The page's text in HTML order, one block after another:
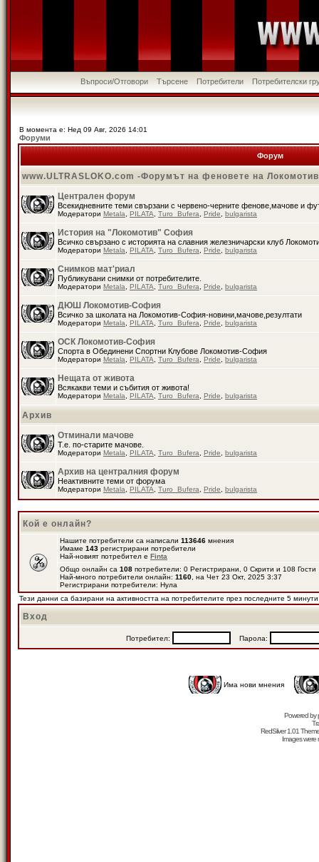
Въпроси/Отговори Търсене Потребители Потребителски
В момента е: Нед 09 Авг, 2026 14:01
Форуми
Форум
www.ULTRASLOKO.com -Форумът на феновете на
Централен форум
Всекидневните теми свързани с червено-черните фенове,мачове и
Модератори Metala PILATA Turo_Bufera Pride bulgarista
История на "Локомотив" София
Всичко свързано с историята на славния железничарски клуб
Модератори Metala PILATA Turo_Bufera Pride bulgarista
Снимков мат'риал
Публикувани снимки от потребителите.
Модератори Metala PILATA Turo_Bufera Pride bulgarista
ДЮШ Локомотив-София
Всичко за школата на Локомотив-София-новини,мачове,резултати
Модератори Metala PILATA Turo_Bufera Pride bulgarista
ОСК Локомотив-София
Спорта в Обединени Спортни Клубове Локомотив-София
Модератори Metala PILATA Turo_Bufera Pride bulgarista
Нещата от живота
Всякакви теми и събития от живота!
Модератори Metala PILATA Turo_Bufera Pride bulgarista
Архив
Отминали мачове
Т.е. по-старите мачове.
Модератори Metala PILATA Turo_Bufera Pride bulgarista
Архив на централния форум
Неактивните теми от форума
Модератори Metala PILATA Turo_Bufera Pride bulgarista
Кой е онлайн?
Нашите потребители са написали 113646 мнения
Имаме 143 регистрирани потребители
Най-новият потребител е Finta
Общо онлайн са 108 потребители: 0 Регистрирани, 0 Скрити и 108
Най-много потребители онлайн: 1160 , на Чет 23 Окт, 2025 3:37
Регистрирани потребители: Нула
Тези данни са базирани на активността на потребителите през последните 5 минути
Вход
Потребител: Парола:
Има нови мнения
Powered by
RedSilver 1.01
Images were